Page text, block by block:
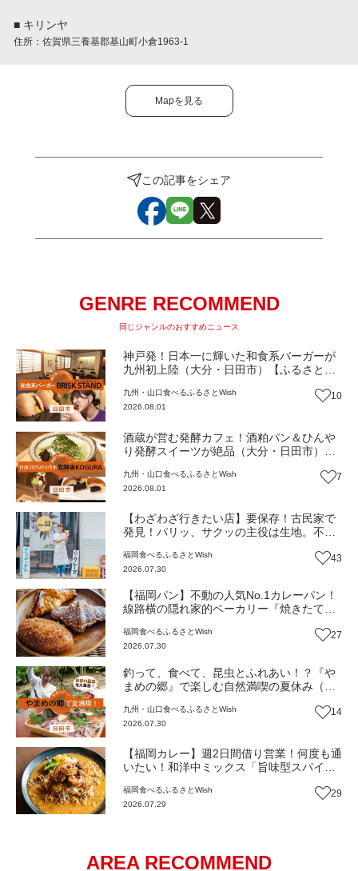
■ キリンヤ
住所：佐賀県三養基郡基山町小倉1963-1
Mapを見る
この記事をシェア
GENRE RECOMMEND
同じジャンルのおすすめニュース
神戸発！日本一に輝いた和食系バーガーが
九州初上陸（大分・日田市）【ふるさと
九州・山口食べるふるさとWish
2026.08.01
10
酒蔵が営む発酵カフェ！酒粕パン＆ひんや
り発酵スイーツが絶品（大分・日田市）
九州・山口食べる ふるさとWish
2026.08.01
7
【わざわざ行きたい店】要保存！古民家で
発見！パリッ、サクッの主役は生地。不定
また食べたくなる『TAKE THE CREPE』
（福岡・久山町）【まち歩き】
福岡食べるふるさとWish
2026.07.30
43
【福岡パン】不動の人気No.1カレーパン！
線路横の隠れ家的ベーカリー『焼きたてパ
味が自慢！（福岡・須恵町）【まち歩き】
福岡食べるふるさとWish
2026.07.30
27
釣って、食べて、昆虫とふれあい！？『や
まめの郷』で楽しむ自然満喫の夏休み（大
九州・山口食べる ふるさとWish
2026.07.30
14
【福岡カレー】週2日間借り営業！何度も通
いたい！和洋中ミックス「旨味型スパイス
『CodaSPICE』（福岡・須恵町）【まち歩
き】
福岡食べる ふるさとWish
2026.07.29
29
AREA RECOMMEND